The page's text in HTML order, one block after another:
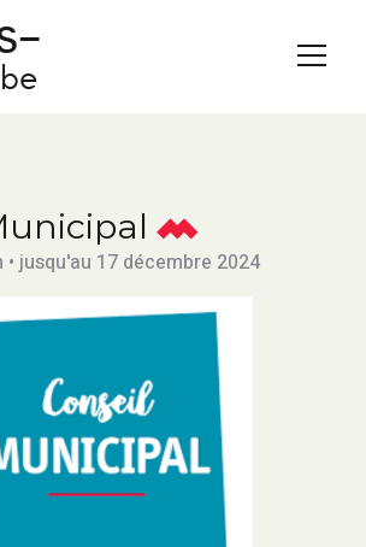
jusqu'au 17 décembre 2024